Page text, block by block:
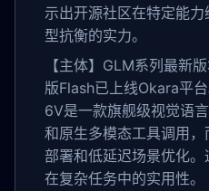
示出开源社区在特定能
型抗衡的实力。
【主体】GLM系列最新
版Flash已上线Okara平
6V是一款旗舰级视觉语
和原生多模态工具调用
部署和低延迟场景优化
在复杂任务中的实用性。